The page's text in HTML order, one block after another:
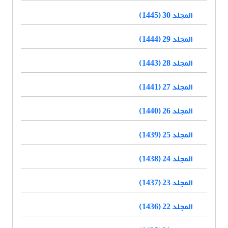
المجلد 30 (1445)
المجلد 29 (1444)
المجلد 28 (1443)
المجلد 27 (1441)
المجلد 26 (1440)
المجلد 25 (1439)
المجلد 24 (1438)
المجلد 23 (1437)
المجلد 22 (1436)